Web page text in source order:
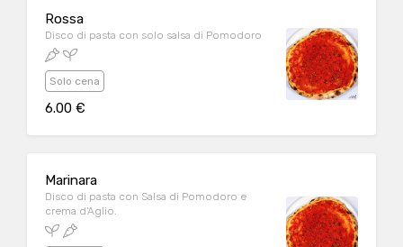
Rossa
Disco di pasta con solo salsa di Pomodoro
Solo cena
6.00 €
Marinara
Disco di pasta con Salsa di Pomodoro e
crema d'Aglio.